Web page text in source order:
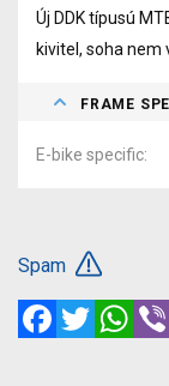
Új DDK típusú
kivitel, soha nem
FRAME
E-bike specific
Spam
FacebookTwitter